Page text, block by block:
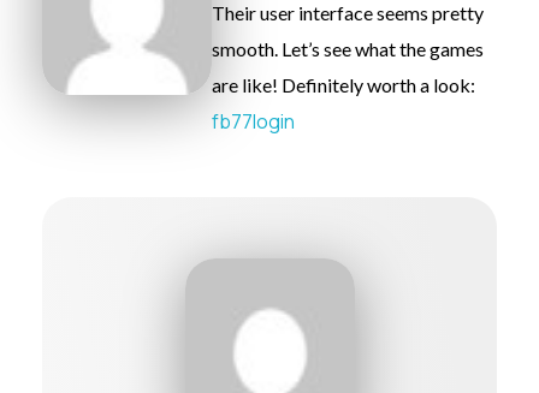
Their user interface seems pretty
smooth. Let’s see what the games
are like! Definitely worth a look:
fb77login